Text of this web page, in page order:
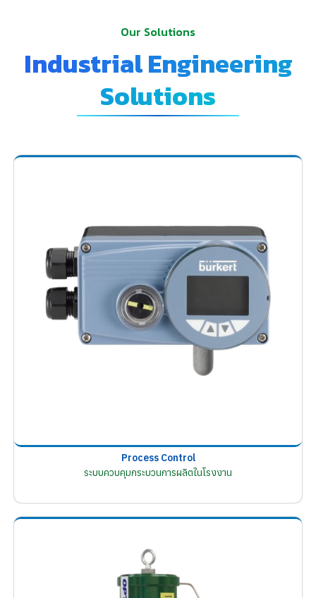
Our Solutions
Industrial Engineering
Solutions
Process Control
ระบบควบคุมกระบวนการผลิตในโรงงาน